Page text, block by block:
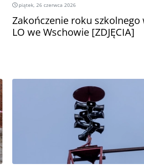
piątek, 26 czerwca 2026
Zakończenie roku szkolnego
LO we Wschowie [ZDJĘCIA]